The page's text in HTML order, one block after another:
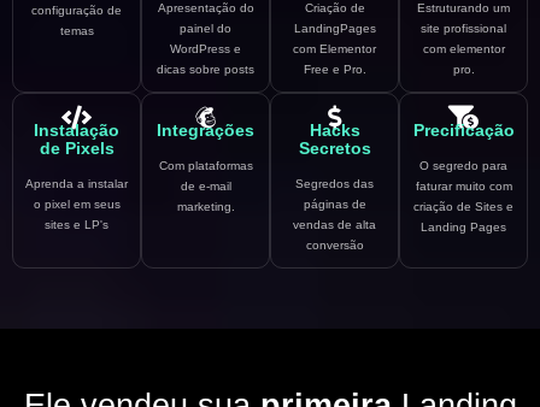
configuração de
temas
Apresentação do
painel do
WordPress e
dicas sobre posts
Criação de
LandingPages
com Elementor
Free e Pro.
Estruturando um
site profissional
com elementor
pro.
Instalação
de Pixels
Aprenda a instalar
o pixel em seus
sites e LP's
Integrações
Com plataformas
de e-mail
marketing.
Hacks
Secretos
Segredos das
páginas de
vendas de alta
conversão
Precificação
O segredo para
faturar muito com
criação de Sites e
Landing Pages